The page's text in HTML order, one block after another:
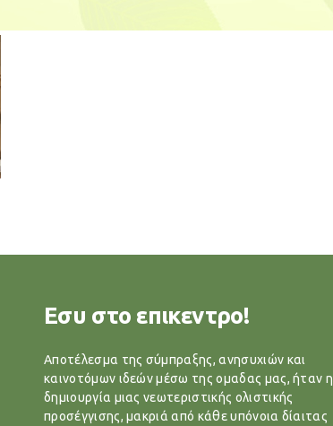
Εσυ στο επικεντρο!
Αποτέλεσμα της σύμπραξης, ανησυχιών και
καινοτόμων ιδεών μέσω της ομαδας μας, ήταν η
δημιουργία μιας νεωτεριστικής ολιστικής
προσέγγισης, μακριά από κάθε υπόνοια δίαιτας